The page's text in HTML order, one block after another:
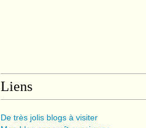
Liens
De très jolis blogs à visiter